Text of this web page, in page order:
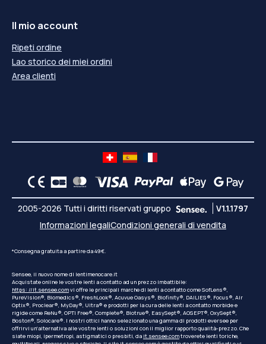
Il mio account
Ripeti ordine
Lao storico dei miei ordini
Area clienti
2005-2026 Tutti i diritti riservati gruppo
V1.1.1797
Informazioni legaliCondizioni generali di vendita
*Consegna gratuita a partire da 49€.
Sensee, il nuovo nome di lentimenocare.it
Acquistate online le vostre lenti a contatto ad un prezzo imbattibile:
https: //it.sensee.comvi offre le principali marche di lenti a contatto come SofLens®,
PureVision®, Biomedics®, FreshLook®, Acuvue Oasys®, Biofinity®, DAILIES®, Focus®, Air
Optix®, Proclear®, MyDay®, Ultra® e prodotti per la cura delle lenti a contatto morbide e
rigide come ReNu®, OPTI Free®, Complete®, Biotrue®, EasySept®, AOSEPT®, OxySept®,
Boston®, Solocare®. I nostri ottici hanno selezionato una gamma di prodotti eversee per
offrirvi un'alternativa alle vostre lenti o soluzioni con il miglior rapporto qualità-prezzo. Che
siate miopi, ipermetropi, astigmatici o presbiti, da it.sensee.comtroverete lenti toriche,